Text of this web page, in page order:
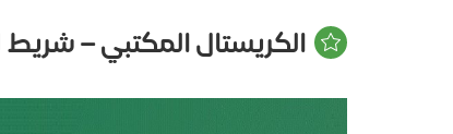
الكريستال المكتبي –